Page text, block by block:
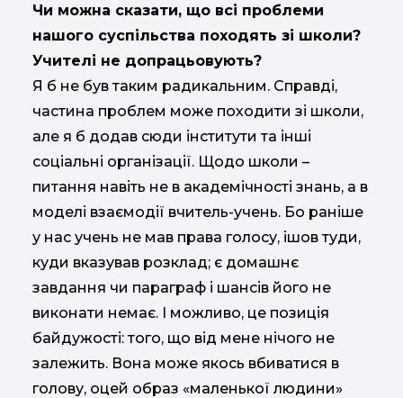
Чи можна сказати, що всі проблеми
нашого суспільства походять зі школи?
Учителі не допрацьовують?
Я б не був таким радикальним. Справді,
частина проблем може походити зі школи,
але я б додав сюди інститути та інші
соціальні організації. Щодо школи –
питання навіть не в академічності знань, а в
моделі взаємодії вчитель-учень. Бо раніше
у нас учень не мав права голосу, ішов туди,
куди вказував розклад; є домашнє
завдання чи параграф і шансів його не
виконати немає. І можливо, це позиція
байдужості: того, що від мене нічого не
залежить. Вона може якось вбиватися в
голову, оцей образ «маленької людини»